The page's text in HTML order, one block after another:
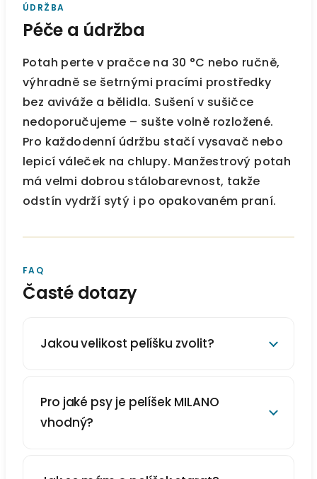
ÚDRŽBA
Péče a údržba
Potah perte v pračce na 30 °C nebo ručně,
výhradně se šetrnými pracími prostředky
bez aviváže a bělidla. Sušení v sušičce
nedoporučujeme – sušte volně rozložené.
Pro každodenní údržbu stačí vysavač nebo
lepicí váleček na chlupy. Manžestrový potah
má velmi dobrou stálobarevnost, takže
odstín vydrží sytý i po opakovaném praní.
FAQ
Časté dotazy
Jakou velikost pelíšku zvolit?
Pro jaké psy je pelíšek MILANO
vhodný?